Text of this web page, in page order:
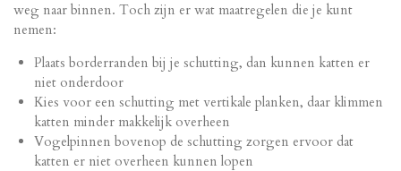
weg naar binnen. Toch zijn er wat maatregelen die je kunt
nemen:
Plaats borderranden bij je schutting, dan kunnen katten er
niet onderdoor
Kies voor een schutting met vertikale planken, daar klimmen
katten minder makkelijk overheen
Vogelpinnen bovenop de schutting zorgen ervoor dat
katten er niet overheen kunnen lopen